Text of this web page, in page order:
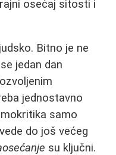
osećaj sitosti i
Bitno je ne
jedan dan
jednostavno
samo
do još većeg
su ključni.